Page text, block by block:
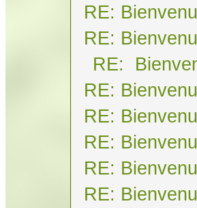
RE:
RE:
RE:
RE:
RE:
RE:
RE:
RE: